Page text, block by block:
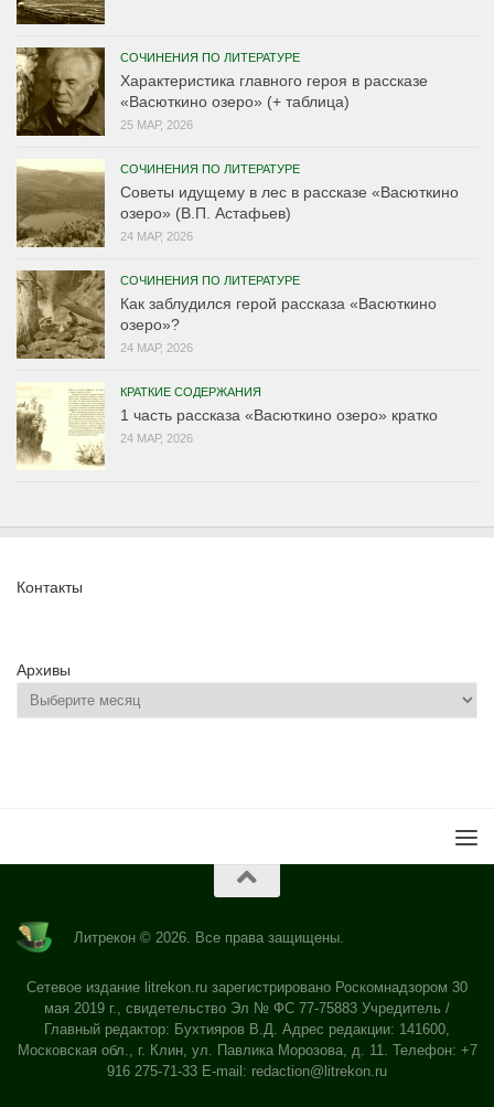
СОЧИНЕНИЯ ПО ЛИТЕРАТУРЕ
Характеристика главного героя в рассказе
«Васюткино озеро» (+ таблица)
25 МАР, 2026
СОЧИНЕНИЯ ПО ЛИТЕРАТУРЕ
Советы идущему в лес в рассказе «Васюткино
озеро» (В.П. Астафьев)
24 МАР, 2026
СОЧИНЕНИЯ ПО ЛИТЕРАТУРЕ
Как заблудился герой рассказа «Васюткино
озеро»?
24 МАР, 2026
КРАТКИЕ СОДЕРЖАНИЯ
1 часть рассказа «Васюткино озеро» кратко
24 МАР, 2026
Контакты
Архивы
Литрекон © 2026. Все права защищены.
Сетевое издание litrekon.ru зарегистрировано Роскомнадзором 30
мая 2019 г., свидетельство Эл № ФС 77-75883 Учредитель /
Главный редактор: Бухтияров В.Д. Адрес редакции: 141600,
Московская обл., г. Клин, ул. Павлика Морозова, д. 11. Телефон: +7
916 275-71-33 E-mail: redaction@litrekon.ru